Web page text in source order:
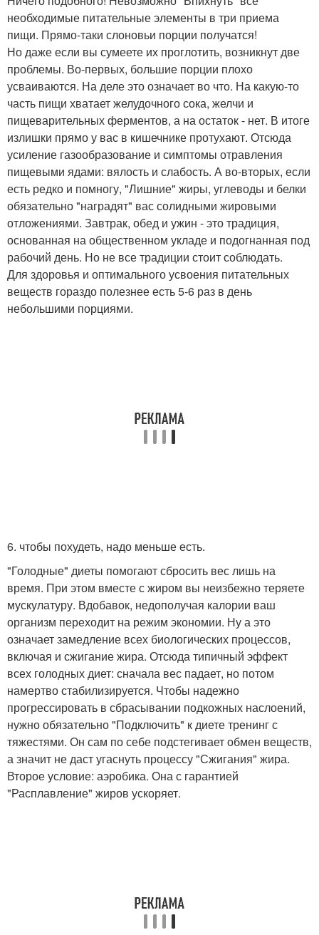
необходимые питательные элементы в три приема
пищи. Прямо-таки слоновьи порции получатся!
Но даже если вы сумеете их проглотить, возникнут две
проблемы. Во-первых, большие порции плохо
усваиваются. На деле это означает во что. На какую-то
часть пищи хватает желудочного сока, желчи и
пищеварительных ферментов, а на остаток - нет. В итоге
излишки прямо у вас в кишечнике протухают. Отсюда
усиление газообразование и симптомы отравления
пищевыми ядами: вялость и слабость. А во-вторых, если
есть редко и помногу, "Лишние" жиры, углеводы и белки
обязательно "наградят" вас солидными жировыми
отложениями. Завтрак, обед и ужин - это традиция,
основанная на общественном укладе и подогнанная под
рабочий день. Но не все традиции стоит соблюдать.
Для здоровья и оптимального усвоения питательных
веществ гораздо полезнее есть 5-6 раз в день
небольшими порциями.
6. чтобы похудеть, надо меньше есть.
"Голодные" диеты помогают сбросить вес лишь на
время. При этом вместе с жиром вы неизбежно теряете
мускулатуру. Вдобавок, недополучая калории ваш
организм переходит на режим экономии. Ну а это
означает замедление всех биологических процессов,
включая и сжигание жира. Отсюда типичный эффект
всех голодных диет: сначала вес падает, но потом
намертво стабилизируется. Чтобы надежно
прогрессировать в сбрасывании подкожных наслоений,
нужно обязательно "Подключить" к диете тренинг с
тяжестями. Он сам по себе подстегивает обмен веществ,
а значит не даст угаснуть процессу "Сжигания" жира.
Второе условие: аэробика. Она с гарантией
"Расплавление" жиров ускоряет.